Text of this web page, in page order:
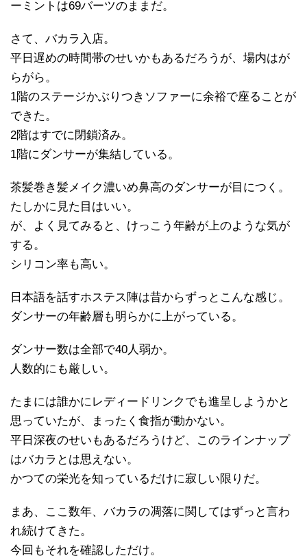
ーミントは69バーツのままだ。
さて、バカラ入店。
平日遅めの時間帯のせいかもあるだろうが、場内はが
らがら。
1階のステージかぶりつきソファーに余裕で座ることが
できた。
2階はすでに閉鎖済み。
1階にダンサーが集結している。
茶髪巻き髪メイク濃いめ鼻高のダンサーが目につく。
たしかに見た目はいい。
が、よく見てみると、けっこう年齢が上のような気が
する。
シリコン率も高い。
日本語を話すホステス陣は昔からずっとこんな感じ。
ダンサーの年齢層も明らかに上がっている。
ダンサー数は全部で40人弱か。
人数的にも厳しい。
たまには誰かにレディードリンクでも進呈しようかと
思っていたが、まったく食指が動かない。
平日深夜のせいもあるだろうけど、このラインナップ
はバカラとは思えない。
かつての栄光を知っているだけに寂しい限りだ。
まあ、ここ数年、バカラの凋落に関してはずっと言わ
れ続けてきた。
今回もそれを確認しただけ。